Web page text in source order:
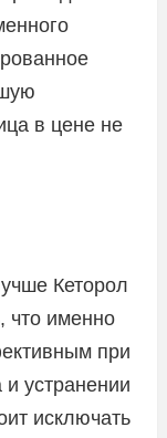
в цене не
Кеторол
что именно
при
и устранении
исключать